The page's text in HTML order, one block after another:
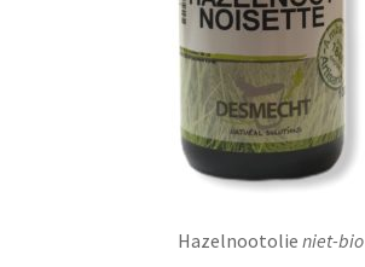
Hazelnootolie niet-bio